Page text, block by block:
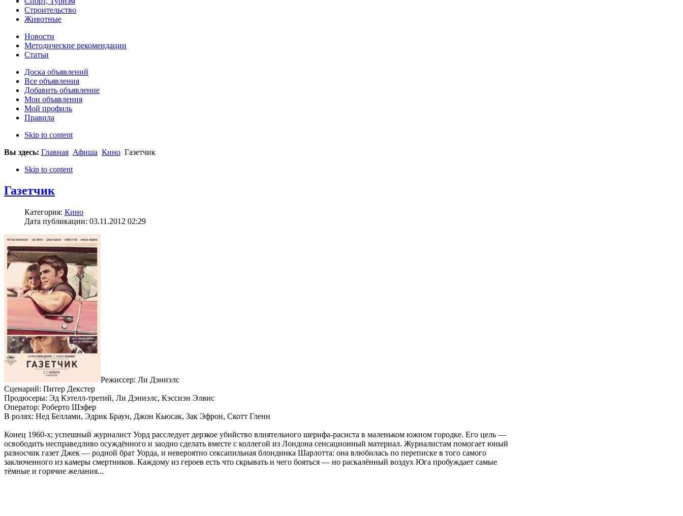
Строительство
Животные
Новости
Методические рекомендации
Статьи
Доска объявлений
Все объявления
Добавить объявление
Мои объявления
Мой профиль
Правила
Skip to content
Вы здесь: Главная Афиша Кино Газетчик
Skip to content
Газетчик
Категория: Кино
Дата публикации: 03.11.2012 02:29
Режиссер: Ли Дэниэлс
Сценарий: Питер Декстер
Продюсеры: Эд Кэтелл-третий, Ли Дэниэлс, Кэссиэн Элвис
Оператор: Роберто Шэфер
В ролях: Нед Беллами, Эдрик Браун, Джон Кьюсак, Зак Эфрон, Скотт Гленн
Конец 1960-х; успешный журналист Уорд расследует дерзкое убийство влиятельного шерифа-расиста в маленьком южном городке. Его цель —
освободить несправедливо осуждённого и заодно сделать вместе с коллегой из Лондона сенсационный материал. Журналистам помогает юный
разносчик газет Джек — родной брат Уорда, и невероятно сексапильная блондинка Шарлотта: она влюбилась по переписке в того самого
заключенного из камеры смертников. Каждому из героев есть что скрывать и чего бояться — но раскалённый воздух Юга пробуждает самые
тёмные и горячие желания...